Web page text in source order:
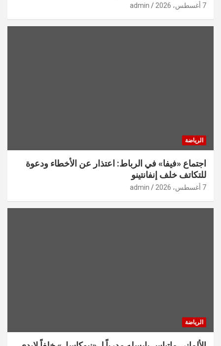
7 أغسطس، 2026 admin
الرياضة
اجتماع «فيفا» في الرباط: اعتذار عن الأخطاء ودعوة
للتكاتف خلف إنفانتينو
7 أغسطس، 2026 admin
الرياضة